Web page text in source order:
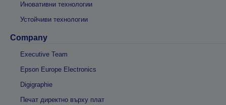
Иновативни технологии
Устойчиви технологии
Company
Executive Team
Epson Europe Electronics
Digigraphie
Печат директно върху плат